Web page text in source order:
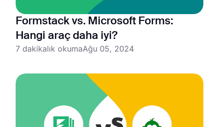
Formstack vs. Microsoft Forms:
Hangi araç daha iyi?
7 dakikalık okumaAğu 05, 2024